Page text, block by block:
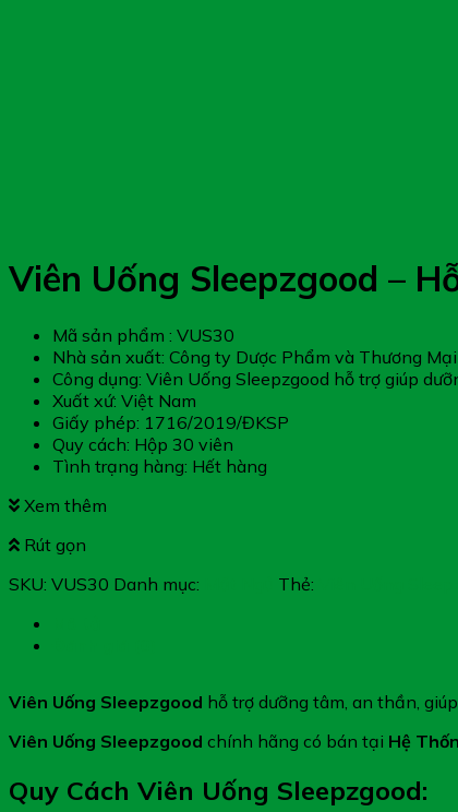
Viên Uống Sleepzgood –
Mã sản phẩm : VUS30
Nhà sản xuất: Công ty Dược Phẩm và Thương
Công dụng: Viên Uống Sleepzgood hỗ trợ giúp
Xuất xứ: Việt Nam
Giấy phép: 1716/2019/ĐKSP
Quy cách: Hộp 30 viên
Tình trạng hàng: Hết hàng
Xem thêm
Rút gọn
SKU: VUS30 Danh mục: Thẻ:
Viên Uống Sleepzgood hỗ trợ dưỡng tâm, an thần,
Viên Uống Sleepzgood chính hãng có bán tại Hệ
Quy Cách Viên Uống Sleepzgood: